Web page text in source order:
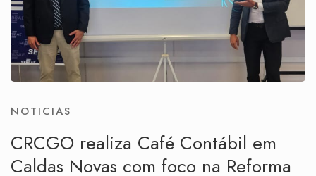
NOTICIAS
CRCGO realiza Café Contábil em
Caldas Novas com foco na Reforma